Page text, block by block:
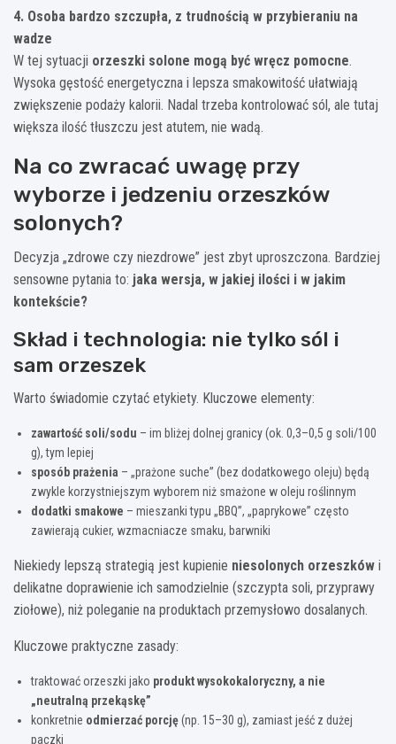
4. Osoba bardzo szczupła, z trudnością w przybieraniu na
wadze
W tej sytuacji orzeszki solone mogą być wręcz pomocne.
Wysoka gęstość energetyczna i lepsza smakowitość ułatwiają
zwiększenie podaży kalorii. Nadal trzeba kontrolować sól, ale tutaj
większa ilość tłuszczu jest atutem, nie wadą.
Na co zwracać uwagę przy
wyborze i jedzeniu orzeszków
solonych?
Decyzja „zdrowe czy niezdrowe” jest zbyt uproszczona. Bardziej
sensowne pytania to: jaka wersja, w jakiej ilości i w jakim
kontekście?
Skład i technologia: nie tylko sól i
sam orzeszek
Warto świadomie czytać etykiety. Kluczowe elementy:
zawartość soli/sodu – im bliżej dolnej granicy (ok. 0,3–0,5 g soli/100
g), tym lepiej
sposób prażenia – „prażone suche” (bez dodatkowego oleju) będą
zwykle korzystniejszym wyborem niż smażone w oleju roślinnym
dodatki smakowe – mieszanki typu „BBQ”, „paprykowe” często
zawierają cukier, wzmacniacze smaku, barwniki
Niekiedy lepszą strategią jest kupienie niesolonych orzeszków i
delikatne doprawienie ich samodzielnie (szczypta soli, przyprawy
ziołowe), niż poleganie na produktach przemysłowo dosalanych.
Kluczowe praktyczne zasady:
traktować orzeszki jako produkt wysokokaloryczny, a nie
„neutralną przekąskę”
konkretnie odmierzać porcję(np. 15–30 g), zamiast jeść z dużej
paczki